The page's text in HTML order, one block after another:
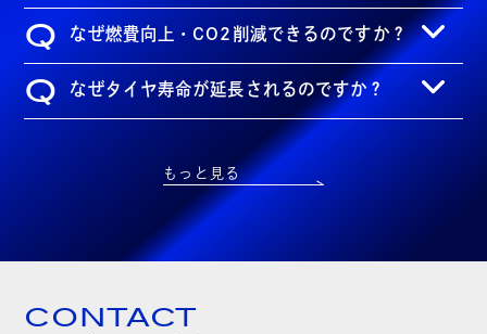
Q なぜ燃費向上・CO2削減できるのですか？
Q なぜタイヤ寿命が延長されるのですか？
もっと見る
CONTACT